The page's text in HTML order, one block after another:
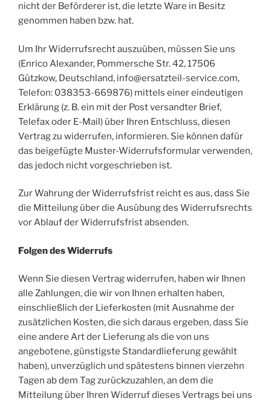
nicht der Beförderer ist, die letzte Ware in Besitz
genommen haben bzw. hat.
Um Ihr Widerrufsrecht auszuüben, müssen Sie uns
(Enrico Alexander, Pommersche Str. 42, 17506
Gützkow, Deutschland, info@ersatzteil-service.com,
Telefon: 038353-669876) mittels einer eindeutigen
Erklärung (z. B. ein mit der Post versandter Brief,
Telefax oder E-Mail) über Ihren Entschluss, diesen
Vertrag zu widerrufen, informieren. Sie können dafür
das beigefügte Muster-Widerrufsformular verwenden,
das jedoch nicht vorgeschrieben ist.
Zur Wahrung der Widerrufsfrist reicht es aus, dass Sie
die Mitteilung über die Ausübung des Widerrufsrechts
vor Ablauf der Widerrufsfrist absenden.
Folgen des Widerrufs
Wenn Sie diesen Vertrag widerrufen, haben wir Ihnen
alle Zahlungen, die wir von Ihnen erhalten haben,
einschließlich der Lieferkosten (mit Ausnahme der
zusätzlichen Kosten, die sich daraus ergeben, dass Sie
eine andere Art der Lieferung als die von uns
angebotene, günstigste Standardlieferung gewählt
haben), unverzüglich und spätestens binnen vierzehn
Tagen ab dem Tag zurückzuzahlen, an dem die
Mitteilung über Ihren Widerruf dieses Vertrags bei uns